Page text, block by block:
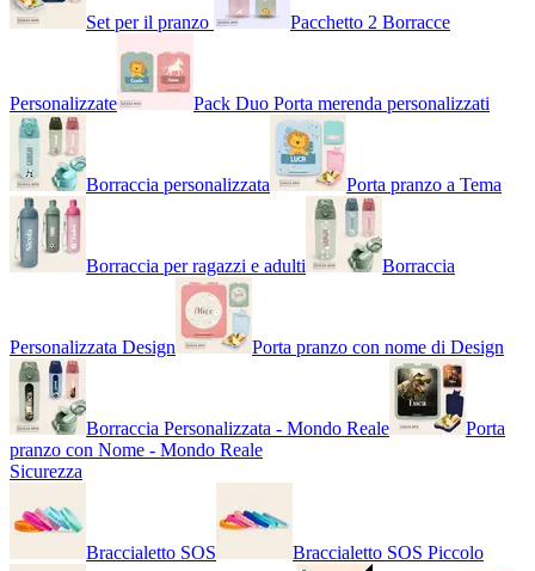
Set per il pranzo Pacchetto 2 Borracce
Personalizzate Pack Duo Porta merenda personalizzati
Borraccia personalizzata Porta pranzo a Tema
Borraccia per ragazzi e adulti Borraccia
Personalizzata Design Porta pranzo con nome di Design
Borraccia Personalizzata - Mondo Reale
Porta
pranzo con Nome - Mondo Reale
Sicurezza
Braccialetto SOS Braccialetto SOS Piccolo